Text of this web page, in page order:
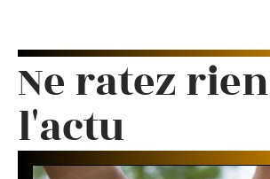
Ne ratez
l'actu